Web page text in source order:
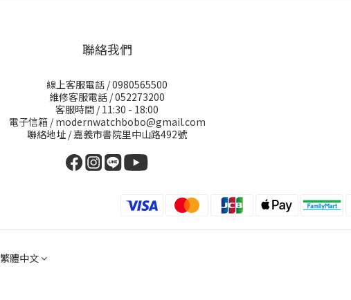
聯絡我們
線上客服電話 / 0980565500
維修客服電話 / 052273200
客服時間 / 11:30 - 18:00
電子信箱 / modernwatchbobo@gmail.com
聯絡地址 / 嘉義市書院里中山路492號
繁體中文